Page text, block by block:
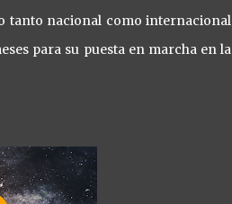
tanto nacional como internacional
para su puesta en marcha en la